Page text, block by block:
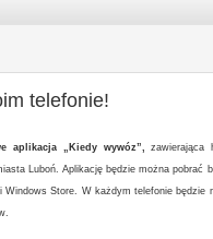
telefonie!
aplikacja „Kiedy wywóz”,zawierająca
Luboń. Aplikację będzie można pobrać
Windows Store. W każdym telefonie będzie